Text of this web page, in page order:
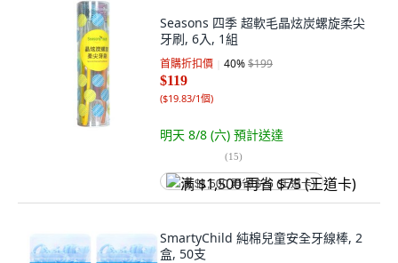
Seasons 四季 超軟毛晶炫炭螺旋柔尖
牙刷, 6入, 1組
首購折扣價 40%$199
$119
($19.83/1個)
明天 8/8 (六) 預計送達
(15)
满 $1,500 再省 $75 (王道卡)
SmartyChild 純棉兒童安全牙線棒, 2
盒, 50支